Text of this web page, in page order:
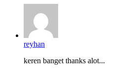
reyhan
keren banget thanks alot...